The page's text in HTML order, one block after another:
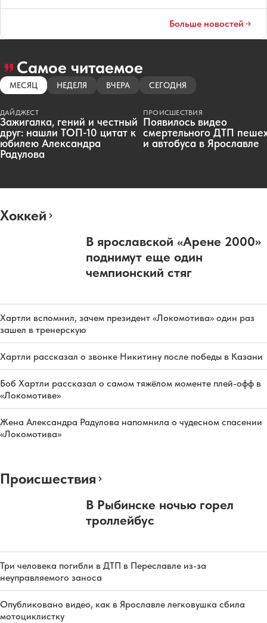
Больше новостей
Самое читаемое
МЕСЯЦ НЕДЕЛЯ ВЧЕРА СЕГОДНЯ
ДАЙДЖЕСТ
Зажигалка, гений и честный
друг: нашли ТОП-10 цитат к
юбилею Александра
Радулова
ПРОИСШЕСТВИЯ
Появилось видео
смертельного ДТП
и автобуса в Ярославле
Хоккей
В ярославской «Арене 2000»
поднимут еще один
чемпионский стяг
Хартли вспомнил, зачем президент «Локомотива» один раз
зашел в тренерскую
Хартли рассказал о звонке Никитину после победы в Казани
Боб Хартли рассказал о самом тяжёлом моменте плей-офф в
«Локомотиве»
Жена Александра Радулова напомнила о чудесном спасении
«Локомотива»
Происшествия
В Рыбинске ночью горел
троллейбус
Три человека погибли в ДТП в Переславле из-за
неуправляемого заноса
Опубликовано видео, как в Ярославле легковушка сбила
мотоциклистку